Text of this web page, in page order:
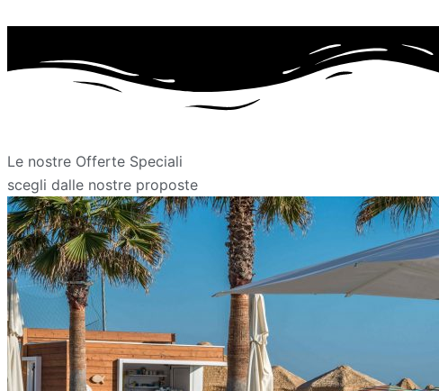
Le nostre Offerte Speciali
scegli dalle nostre proposte